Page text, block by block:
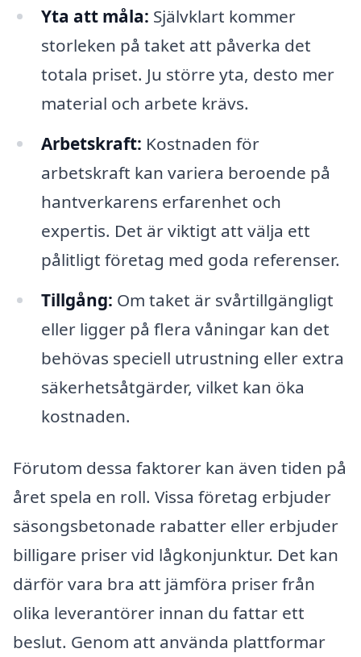
Yta att måla: Självklart kommer
storleken på taket att påverka det
totala priset. Ju större yta, desto mer
material och arbete krävs.
Arbetskraft: Kostnaden för
arbetskraft kan variera beroende på
hantverkarens erfarenhet och
expertis. Det är viktigt att välja ett
pålitligt företag med goda referenser.
Tillgång: Om taket är svårtillgängligt
eller ligger på flera våningar kan det
behövas speciell utrustning eller extra
säkerhetsåtgärder, vilket kan öka
kostnaden.
Förutom dessa faktorer kan även tiden på
året spela en roll. Vissa företag erbjuder
säsongsbetonade rabatter eller erbjuder
billigare priser vid lågkonjunktur. Det kan
därför vara bra att jämföra priser från
olika leverantörer innan du fattar ett
beslut. Genom att använda plattformar